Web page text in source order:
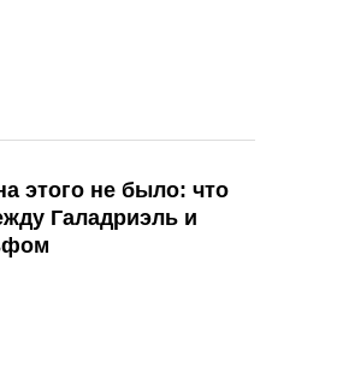
этого не было: что
Галадриэль и